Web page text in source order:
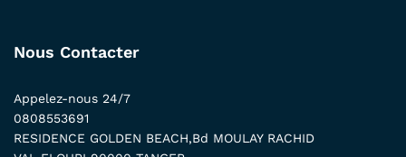
Nous Contacter
Appelez-nous 24/7
0808553691
RESIDENCE GOLDEN BEACH,Bd MOULAY RACHID